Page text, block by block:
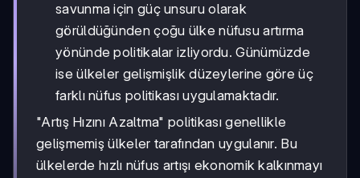
savunma için güç unsuru olarak
görüldüğünden çoğu ülke nüfusu artırma
yönünde politikalar izliyordu. Günümüzde
ise ülkeler gelişmişlik düzeylerine göre üç
farklı nüfus politikası uygulamaktadır.
"Artış Hızını Azaltma" politikası genellikle
gelişmemiş ülkeler tarafından uygulanır. Bu
ülkelerde hızlı nüfus artışı ekonomik kalkınmayı